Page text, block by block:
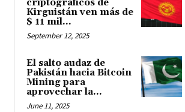
criptográficos de
Kirguistán ven más de
$ 11 mil...
September 12, 2025
El salto audaz de
Pakistán hacia Bitcoin
Mining para
aprovechar la...
June 11, 2025